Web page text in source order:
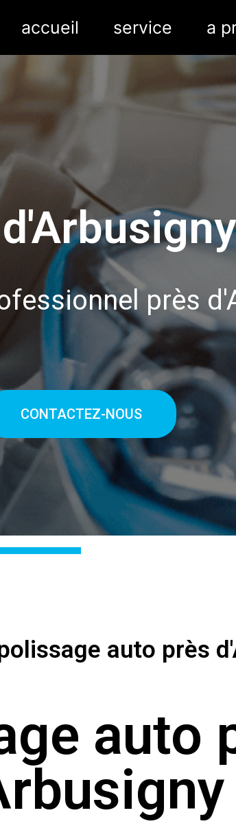
accueil service a
près
CONTACTEZ-NOUS
auto près
auto